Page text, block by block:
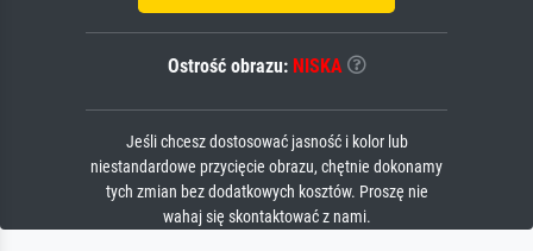
Ostrość obrazu: NISKA
Jeśli chcesz dostosować jasność i kolor lub
niestandardowe przycięcie obrazu, chętnie dokonamy
tych zmian bez dodatkowych kosztów. Proszę nie
wahaj się skontaktować z nami.